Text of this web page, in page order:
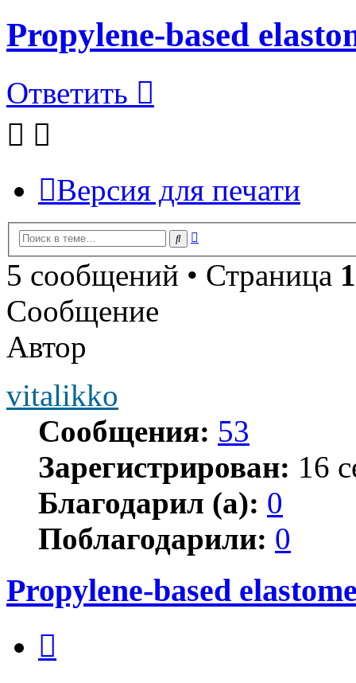
Propylene-based
Ответить
Версия для печати
Поиск
5 сообщений • Страница 1
Сообщение
Автор
vitalikko
Сообщения: 53
Зарегистрирован: 16
Благодарил (а): 0
Поблагодарили: 0
Propylene-based